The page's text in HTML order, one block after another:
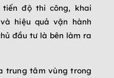
tiến độ thi công, khai
hiệu quả vận hành
đầu tư là bên làm ra
trung tâm vùng trong